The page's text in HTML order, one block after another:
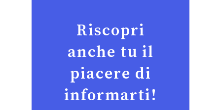
Riscopri
anche tu il
piacere di
informarti!